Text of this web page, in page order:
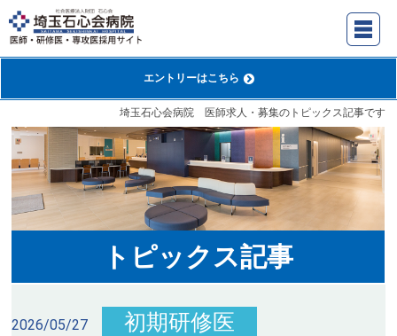
エントリーはこちら
埼玉石心会病院 医師求人・募集のトピックス記事です
トピックス記事
2026/05/27 初期研修医